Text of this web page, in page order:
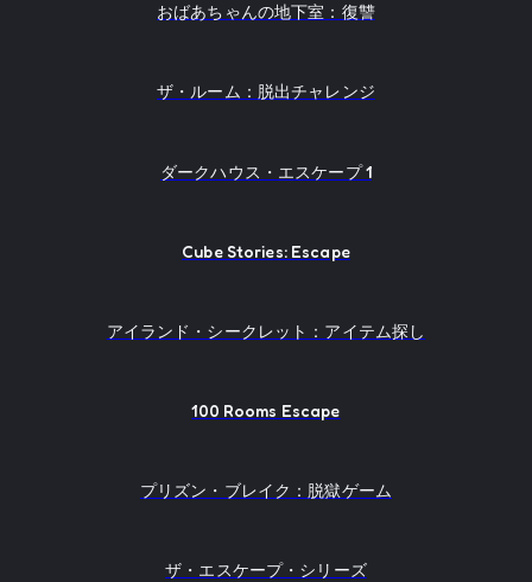
おばあちゃんの地下室：復讐
ザ・ルーム：脱出チャレンジ
ダークハウス・エスケープ 1
Cube Stories: Escape
アイランド・シークレット：アイテム探し
100 Rooms Escape
プリズン・ブレイク：脱獄ゲーム
ザ・エスケープ・シリーズ